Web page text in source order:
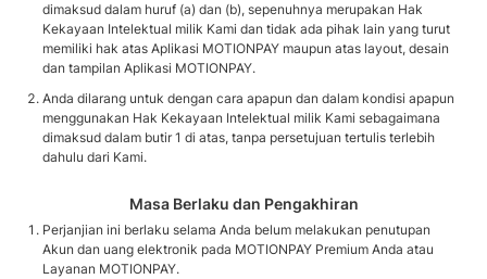
dimaksud dalam huruf (a) dan (b), sepenuhnya merupakan Hak
Kekayaan Intelektual milik Kami dan tidak ada pihak lain yang turut
memiliki hak atas Aplikasi MOTIONPAY maupun atas layout, desain
dan tampilan Aplikasi MOTIONPAY.
Anda dilarang untuk dengan cara apapun dan dalam kondisi apapun
menggunakan Hak Kekayaan Intelektual milik Kami sebagaimana
dimaksud dalam butir 1 di atas, tanpa persetujuan tertulis terlebih
dahulu dari Kami.
Masa Berlaku dan Pengakhiran
Perjanjian ini berlaku selama Anda belum melakukan penutupan
Akun dan uang elektronik pada MOTIONPAY Premium Anda atau
Layanan MOTIONPAY.